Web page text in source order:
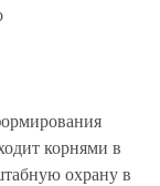
корнями в
охрану в